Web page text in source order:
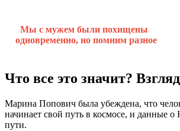
Мы с мужем были похищены
одновременно, но помним разное
Что все это значит?
Марина Попович была убеждена, что
начинает свой путь в космосе, и данные
пути.